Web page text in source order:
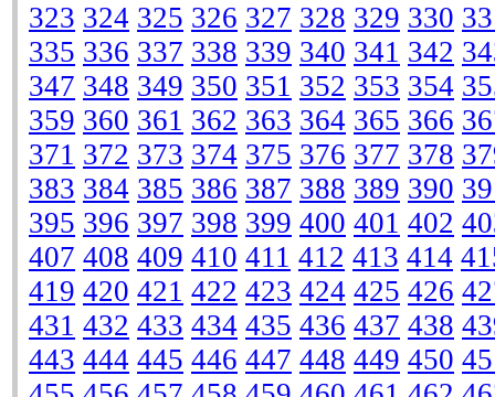
323 324 325 326 327 328 329 330
335 336 337 338 339 340 341 342
347 348 349 350 351 352 353 354
359 360 361 362 363 364 365 366
371 372 373 374 375 376 377 378
383 384 385 386 387 388 389 390
395 396 397 398 399 400 401 402
407 408 409 410 411 412 413 414
419 420 421 422 423 424 425 426
431 432 433 434 435 436 437 438
443 444 445 446 447 448 449 450